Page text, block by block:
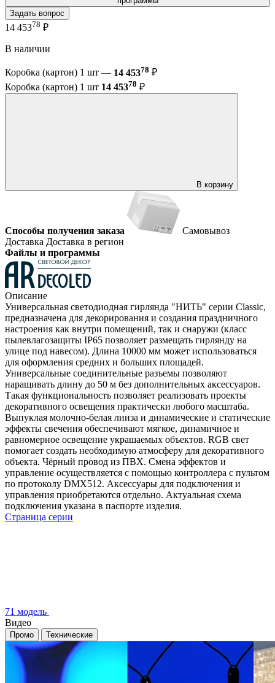
Задать вопрос
14 45378 ₽
В наличии
Коробка (картон) 1 шт — 14 45378 ₽
Коробка (картон) 1 шт 14 45378 ₽
В корзину
Способы получения заказа
Самовывоз
Доставка Доставка в регион
Файлы и программы
Описание
Универсальная светодиодная гирлянда "НИТЬ" серии Classic,
предназначена для декорирования и создания праздничного
настроения как внутри помещений, так и снаружи (класс
пылевлагозащиты IP65 позволяет размещать гирлянду на
улице под навесом). Длина 10000 мм может использоваться
для оформления средних и больших площадей.
Универсальные соединительные разъемы позволяют
наращивать длину до 50 м без дополнительных аксессуаров.
Такая функциональность позволяет реализовать проекты
декоративного освещения практически любого масштаба.
Выпуклая молочно-белая линза и динамические и статические
эффекты свечения обеспечивают мягкое, динамичное и
равномерное освещение украшаемых объектов. RGB свет
помогает создать необходимую атмосферу для декоративного
объекта. Чёрный провод из ПВХ. Смена эффектов и
управление осуществляется с помощью контроллера с пультом
по протоколу DMX512. Аксессуары для подключения и
управления приобретаются отдельно. Актуальная схема
подключения указана в паспорте изделия.
Страница серии
71 модель
Видео
Промо Технические